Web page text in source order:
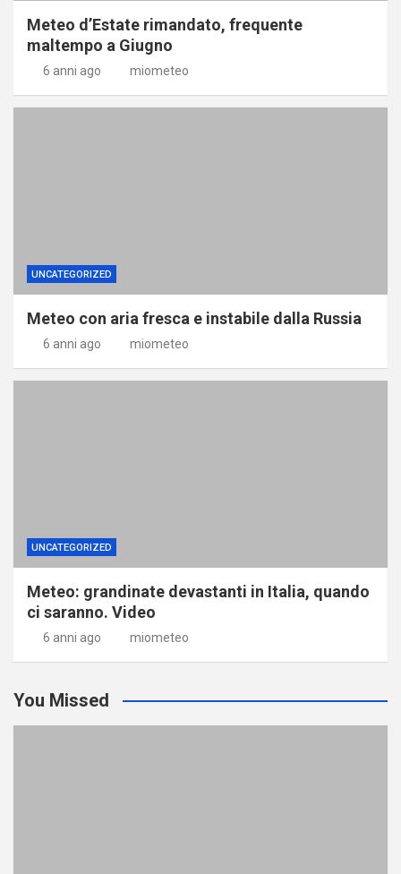
Meteo d’Estate rimandato, frequente
maltempo a Giugno
6 anni ago miometeo
UNCATEGORIZED
Meteo con aria fresca e instabile dalla Russia
6 anni ago miometeo
UNCATEGORIZED
Meteo: grandinate devastanti in Italia, quando
ci saranno. Video
6 anni ago miometeo
You Missed